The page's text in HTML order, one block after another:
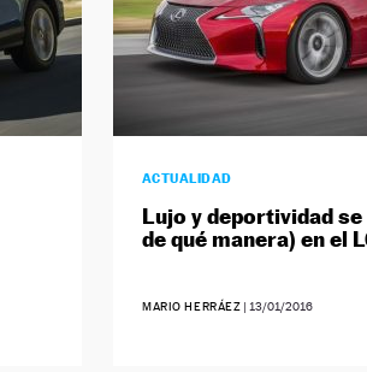
ACTUALIDAD
Lujo y deportividad se
de qué manera) en el
MARIO HERRÁEZ | 13/01/2016